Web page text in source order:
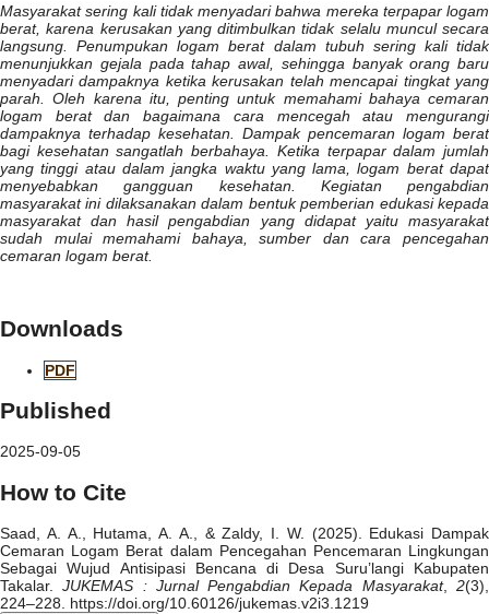
Masyarakat sering kali tidak menyadari bahwa mereka terpapar logam
berat, karena kerusakan yang ditimbulkan tidak selalu muncul secara
langsung. Penumpukan logam berat dalam tubuh sering kali tidak
menunjukkan gejala pada tahap awal, sehingga banyak orang baru
menyadari dampaknya ketika kerusakan telah mencapai tingkat yang
parah. Oleh karena itu, penting untuk memahami bahaya cemaran
logam berat dan bagaimana cara mencegah atau mengurangi
dampaknya terhadap kesehatan. Dampak pencemaran logam berat
bagi kesehatan sangatlah berbahaya. Ketika terpapar dalam jumlah
yang tinggi atau dalam jangka waktu yang lama, logam berat dapat
menyebabkan gangguan kesehatan. Kegiatan pengabdian
masyarakat ini dilaksanakan dalam bentuk pemberian edukasi kepada
masyarakat dan hasil pengabdian yang didapat yaitu masyarakat
sudah mulai memahami bahaya, sumber dan cara pencegahan
cemaran logam berat.
Downloads
PDF
Published
2025-09-05
How to Cite
Saad, A. A., Hutama, A. A., & Zaldy, I. W. (2025). Edukasi Dampak
Cemaran Logam Berat dalam Pencegahan Pencemaran Lingkungan
Sebagai Wujud Antisipasi Bencana di Desa Suru’langi Kabupaten
Takalar.JUKEMAS : Jurnal Pengabdian Kepada Masyarakat,2(3),
224–228. https://doi.org/10.60126/jukemas.v2i3.1219